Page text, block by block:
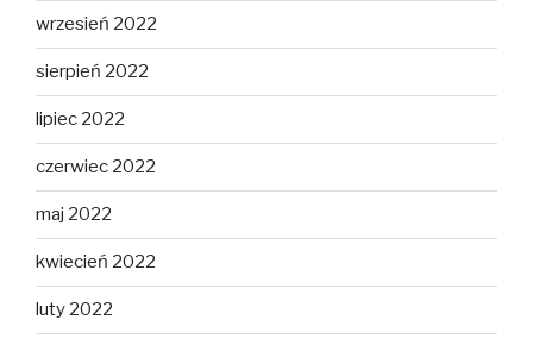
wrzesień 2022
sierpień 2022
lipiec 2022
czerwiec 2022
maj 2022
kwiecień 2022
luty 2022